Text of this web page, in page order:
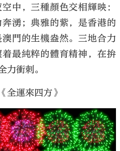
中，三種顏色交相輝映：
湧；典雅的紫，是香港的
門的生機盎然。三地合力
最純粹的體育精神，在拚
力衝刺。
全運來四方》